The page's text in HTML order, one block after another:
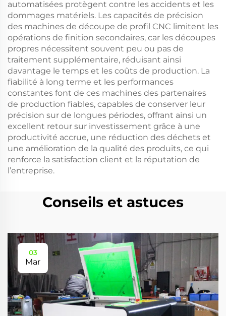
automatisées protègent contre les accidents et les
dommages matériels. Les capacités de précision
des machines de découpe de profil CNC limitent les
opérations de finition secondaires, car les découpes
propres nécessitent souvent peu ou pas de
traitement supplémentaire, réduisant ainsi
davantage le temps et les coûts de production. La
fiabilité à long terme et les performances
constantes font de ces machines des partenaires
de production fiables, capables de conserver leur
précision sur de longues périodes, offrant ainsi un
excellent retour sur investissement grâce à une
productivité accrue, une réduction des déchets et
une amélioration de la qualité des produits, ce qui
renforce la satisfaction client et la réputation de
l’entreprise.
Conseils et astuces
03
Mar